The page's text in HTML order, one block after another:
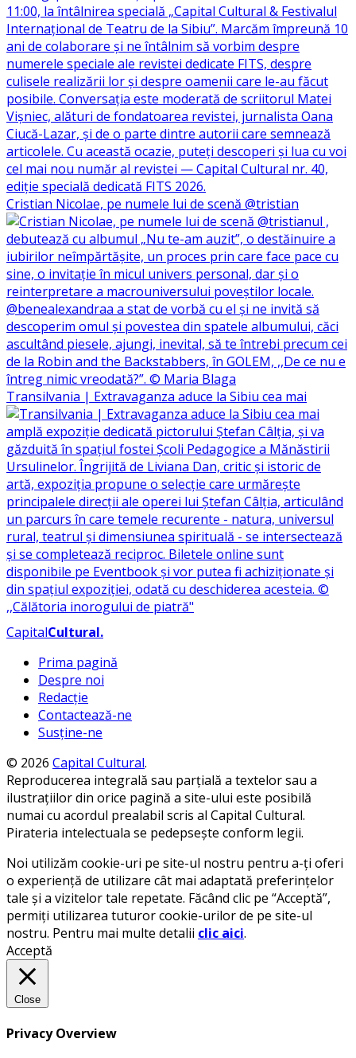
Cristian Nicolae, pe numele lui de scenă @tristian
Transilvania | Extravaganza aduce la Sibiu cea mai
CapitalCultural.
Prima pagină
Despre noi
Redacție
Contactează-ne
Susține-ne
© 2026 Capital Cultural.
Reproducerea integrală sau parțială a textelor sau a
ilustrațiilor din orice pagină a site-ului este posibilă
numai cu acordul prealabil scris al Capital Cultural.
Pirateria intelectuala se pedepsește conform legii.
Noi utilizăm cookie-uri pe site-ul nostru pentru a-ți oferi
o experiență de utilizare cât mai adaptată preferințelor
tale și a vizitelor tale repetate. Făcând clic pe “Acceptă”,
permiți utilizarea tuturor cookie-urilor de pe site-ul
nostru. Pentru mai multe detalii clic aici.
Acceptă
Close
Privacy Overview